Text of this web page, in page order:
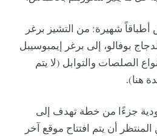
شهيرة: من التشيز برغر
بوفالو، إلى برغر إيمبوسيبل
الصلصات والتوابل (لا يتم
هنا).
جزءًا من خطة تهدف إلى
أن يتم افتتاح موقع آخر